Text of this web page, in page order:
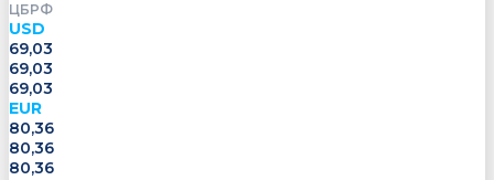
ЦБРФ
USD
69,03
69,03
69,03
EUR
80,36
80,36
80,36